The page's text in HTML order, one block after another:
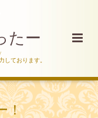
たー
しております。
！